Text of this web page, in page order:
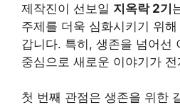
제작진이 선보일 지옥락 2기
주제를 더욱 심화시키기 위
갑니다. 특히, 생존을 넘어선
중심으로 새로운 이야기가
첫 번째 관점은 생존을 위한